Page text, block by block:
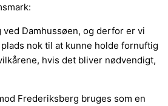
Damhussøen, og derfor er vi
nok til at kunne holde fornuftig
hvis det bliver nødvendigt,
Frederiksberg bruges som en